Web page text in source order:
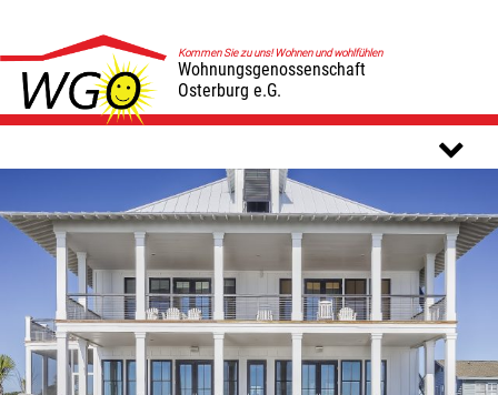
Kommen Sie zu uns! Wohnen und wohlfühlen
Wohnungsgenossenschaft
Osterburg e.G.